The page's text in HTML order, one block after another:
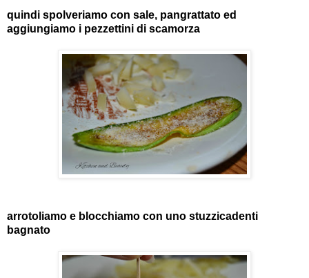
quindi spolveriamo con sale, pangrattato ed
aggiungiamo i pezzettini di scamorza
arrotoliamo e blocchiamo con uno stuzzicadenti
bagnato